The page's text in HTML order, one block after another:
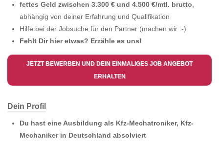
fettes Geld zwischen 3.300 € und 4.500 €/mtl. brutto
abhängig von deiner Erfahrung und Qualifikation
Hilfe bei der Jobsuche für den Partner (machen wir :-)
Fehlt Dir hier etwas? Erzähle es uns!
JETZT BEWERBEN UND DEIN EINMALIGES JOB ANGEBOT
ERHALTEN
Dein Profil
Du hast eine Ausbildung als Kfz-Mechatroniker, Kfz-
Mechaniker in Deutschland absolviert